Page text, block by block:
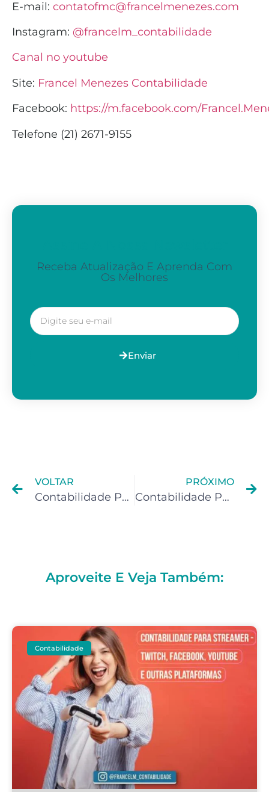
E-mail: contatofmc@francelmenezes.com
Instagram: @francelm_contabilidade
Canal no youtube
Site: Francel Menezes Contabilidade
Facebook: https://m.facebook.com/
Telefone (21) 2671-9155
Receba Atualização E Aprenda Com
Os Melhores
Enviar
VOLTAR
Contabilidade Para Modelos da Chaturbate
PRÓXIMO
Contabilidade Para Modelos da Myfreecams
Aproveite E Veja Também:
Contabilidade